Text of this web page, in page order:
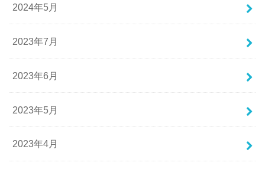
2024年5月
2023年7月
2023年6月
2023年5月
2023年4月